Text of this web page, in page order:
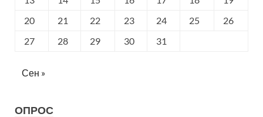
20
21 22 23 24 25
26
27
28 29 30 31
Сен »
ОПРОС